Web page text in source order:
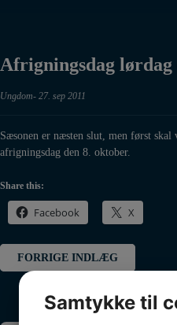
Afrigningsdag lørdag
Ungdom 27. sep 2011
Sæsonen er næsten slut, men først
afrigningsdag den 8. oktober.
Share this:
Facebook X
Indlægsnavigation
FORRIGE INDLÆG
Samtykke til